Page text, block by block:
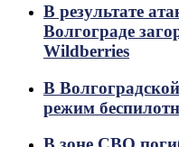
В результате
Волгограде
Wildberries
В
режим